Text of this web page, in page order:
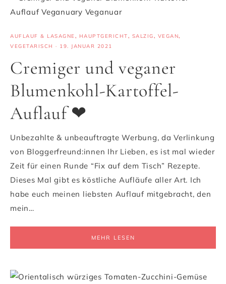
AUFLAUF & LASAGNE, HAUPTGERICHT, SALZIG, VEGAN,
VEGETARISCH · 19. JANUAR 2021
Cremiger und veganer
Blumenkohl-Kartoffel-
Auflauf ❤
Unbezahlte & unbeauftragte Werbung, da Verlinkung
von Bloggerfreund:innen Ihr Lieben, es ist mal wieder
Zeit für einen Runde “Fix auf dem Tisch” Rezepte.
Dieses Mal gibt es köstliche Aufläufe aller Art. Ich
habe euch meinen liebsten Auflauf mitgebracht, den
mein…
MEHR LESEN